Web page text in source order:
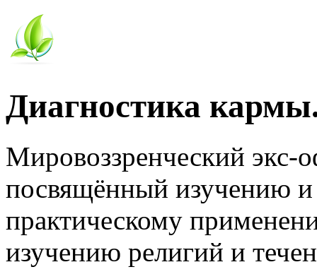
Диагностика
Мировоззренческий
посвящённый изучению
практическому
изучению религий и